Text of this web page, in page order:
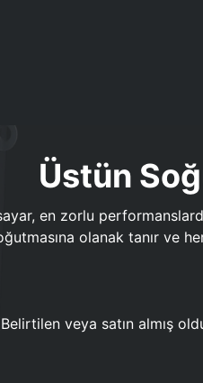
Üstün
en zorlu
olanak tanır ve
veya satın almış